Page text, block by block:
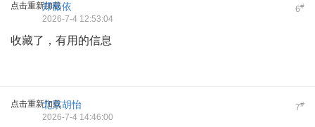
点击重新加载 6#
郑薇依
2026-7-4 12:53:04
收藏了，有用的信息
点击重新加载 7#
北京胡怡
2026-7-4 14:46:00